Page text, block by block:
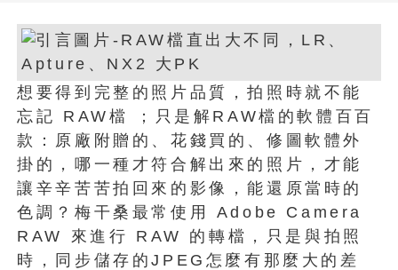
想要得到完整的照片品質，拍照時就不能
忘記 RAW檔 ；只是解RAW檔的軟體百百
款：原廠附贈的、花錢買的、修圖軟體外
掛的，哪一種才符合解出來的照片，才能
讓辛辛苦苦拍回來的影像，能還原當時的
色調？梅干桑最常使用 Adobe Camera
RAW 來進行 RAW 的轉檔，只是與拍照
時，同步儲存的JPEG怎麼有那麼大的差